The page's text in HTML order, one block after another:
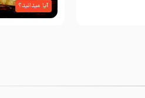
آیا میدانید؟